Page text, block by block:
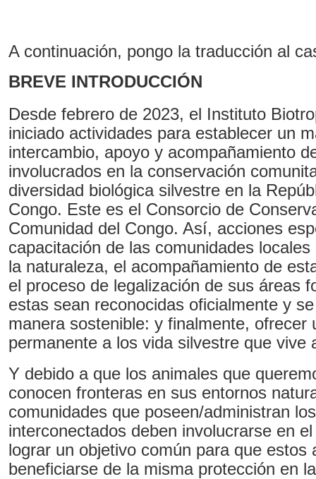
A continuación, pongo la traducción al
BREVE INTRODUCCIÓN
Desde febrero de 2023, el Instituto
iniciado actividades para establecer un
intercambio, apoyo y acompañamiento
involucrados en la conservación
diversidad biológica silvestre en la
Congo. Este es el Consorcio de
Comunidad del Congo. Así, acciones
capacitación de las comunidades
la naturaleza, el acompañamiento de
el proceso de legalización de sus áreas
estas sean reconocidas oficialmente y
manera sostenible: y finalmente, ofrecer
permanente a los vida silvestre que vive
Y debido a que los animales que
conocen fronteras en sus entornos
comunidades que poseen/administran
interconectados deben involucrarse en
lograr un objetivo común para que estos
beneficiarse de la misma protección en